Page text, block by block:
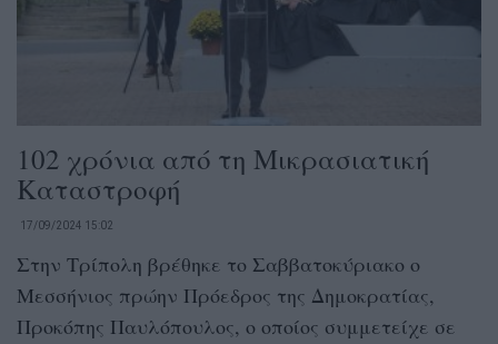
102 χρόνια από τη Μικρασιατική
Καταστροφή
17/09/2024 15:02
Στην Τρίπολη βρέθηκε το Σαββατοκύριακο ο
Μεσσήνιος πρώην Πρόεδρος της Δημοκρατίας,
Προκόπης Παυλόπουλος, ο οποίος συμμετείχε σε